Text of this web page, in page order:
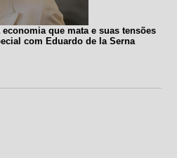
que mata e suas tensões
com Eduardo de la Serna